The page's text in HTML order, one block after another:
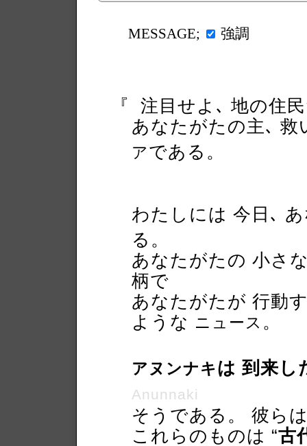
MESSAGE; 強調
『
注目せよ､ 地の住
あなたがたの主､ 救
アである。
わたしには 今日､
る。
あなたがたの 小さ
柄で
あなたがたが 行動
ような ニュース 。
アヌンナキは 到来し
Anunnaki
そうである。 彼ら
これらのものは “古